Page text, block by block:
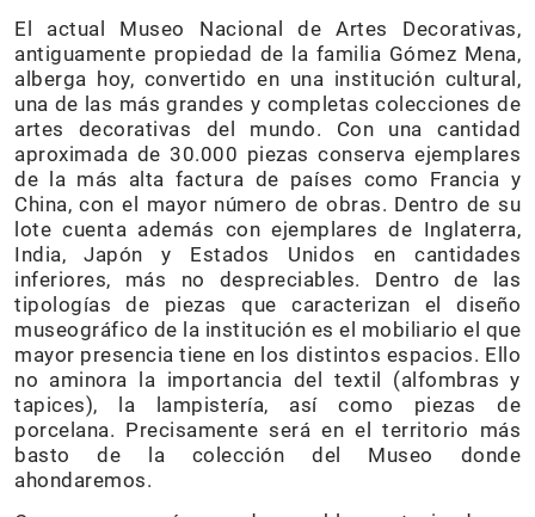
El actual Museo Nacional de Artes Decorativas,
antiguamente propiedad de la familia Gómez Mena,
alberga hoy, convertido en una institución cultural,
una de las más grandes y completas colecciones de
artes decorativas del mundo. Con una cantidad
aproximada de 30.000 piezas conserva ejemplares
de la más alta factura de países como Francia y
China, con el mayor número de obras. Dentro de su
lote cuenta además con ejemplares de Inglaterra,
India, Japón y Estados Unidos en cantidades
inferiores, más no despreciables. Dentro de las
tipologías de piezas que caracterizan el diseño
museográfico de la institución es el mobiliario el que
mayor presencia tiene en los distintos espacios. Ello
no aminora la importancia del textil (alfombras y
tapices), la lampistería, así como piezas de
porcelana. Precisamente será en el territorio más
basto de la colección del Museo donde
ahondaremos.